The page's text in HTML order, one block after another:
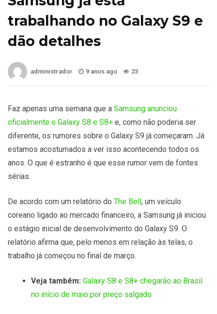
trabalhando no Galaxy S9 e
dão detalhes
administrador 9 anos ago 23
Faz apenas uma semana que a Samsung anunciou
oficialmente o Galaxy S8 e S8+ e, como não poderia ser
diferente, os rumores sobre o Galaxy S9 já começaram. Já
estamos acostumados a ver isso acontecendo todos os
anos. O que é estranho é que esse rumor vem de fontes
sérias.
De acordo com um relatório do The Bell, um veículo
coreano ligado ao mercado financeiro, a Samsung já iniciou
o estágio inicial de desenvolvimento do Galaxy S9. O
relatório afirma que, pelo menos em relação às telas, o
trabalho já começou no final de março.
Veja também: Galaxy S8 e S8+ chegarão ao Brasil
no início de maio por preço salgado